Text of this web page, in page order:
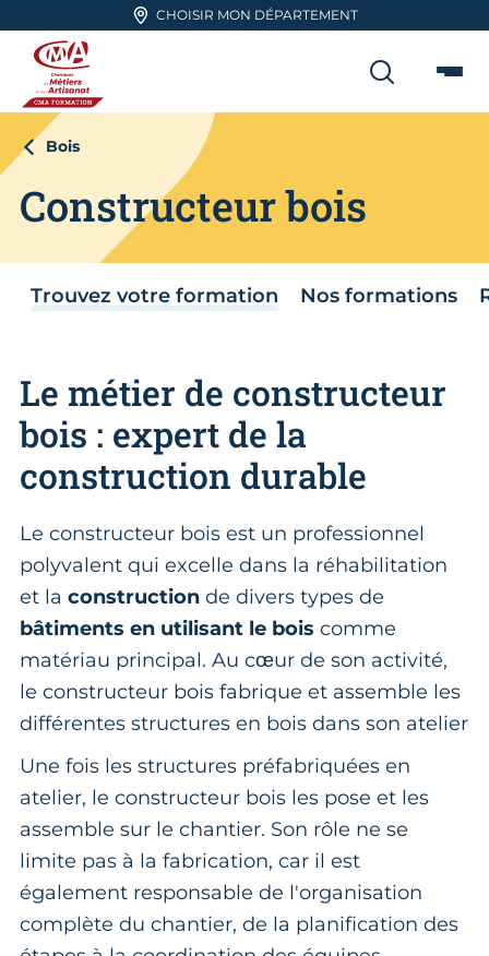
Aller en haut de pageCHOISIR MON DÉPARTEMENT
CMA FORMATION
Bois
Constructeur bois
Trouvez votre formation Nos formations
Le métier de constructeur
bois : expert de la
construction durable
Le constructeur bois est un professionnel
polyvalent qui excelle dans la réhabilitation
et la construction de divers types de
bâtiments en utilisant le bois comme
matériau principal. Au cœur de son activité,
le constructeur bois fabrique et assemble les
différentes structures en bois dans son atelier
Une fois les structures préfabriquées en
atelier, le constructeur bois les pose et les
assemble sur le chantier. Son rôle ne se
limite pas à la fabrication, car il est
également responsable de l'organisation
complète du chantier, de la planification des